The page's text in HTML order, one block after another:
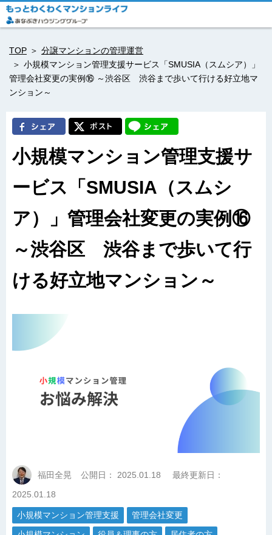
TOP
分譲マンションの管理運営
小規模マンション管理支援サービス「SMUSIA（スムシア）」
管理会社変更の実例⑯ ～渋谷区 渋谷まで歩いて行ける好立地マ
ンション～
小規模マンション管理支援サ
ービス「SMUSIA（スムシ
ア）」管理会社変更の実例⑯
～渋谷区 渋谷まで歩いて行
ける好立地マンション～
福田全晃 公開日： 2025.01.18
最終更新日：
2025.01.18
小規模マンション管理支援
管理会社変更